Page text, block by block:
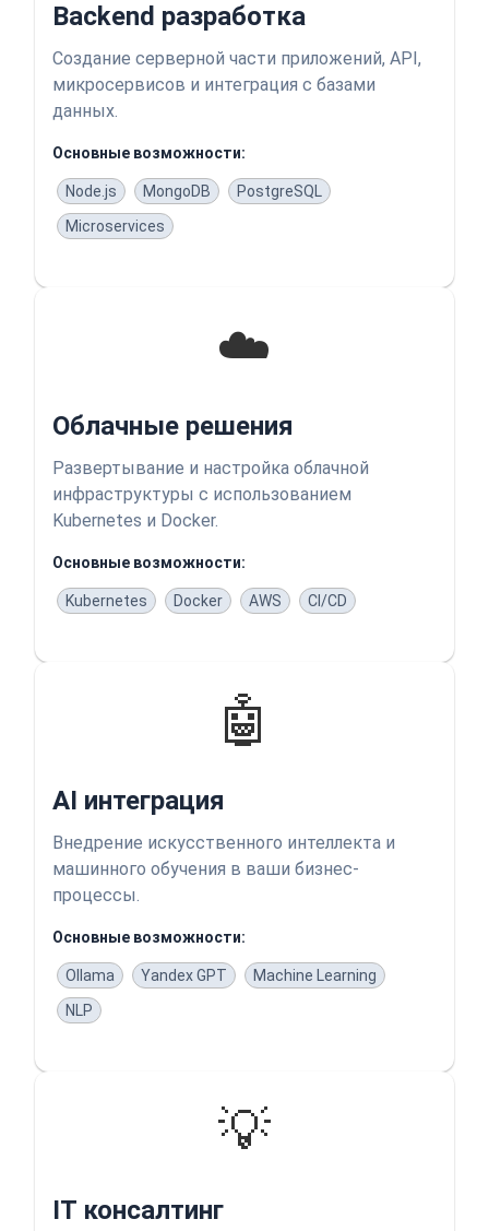
Backend разработка
Создание серверной части приложений, API,
микросервисов и интеграция с базами
данных.
Основные возможности:
Node.js MongoDB
PostgreSQL
Microservices
☁️
Облачные решения
Развертывание и настройка облачной
инфраструктуры с использованием
Kubernetes и Docker.
Основные возможности:
Kubernetes Docker AWS CI/CD
🤖
AI интеграция
Внедрение искусственного интеллекта и
машинного обучения в ваши бизнес-
процессы.
Основные возможности:
Ollama Yandex GPT
Machine Learning
NLP
💡
IT консалтинг